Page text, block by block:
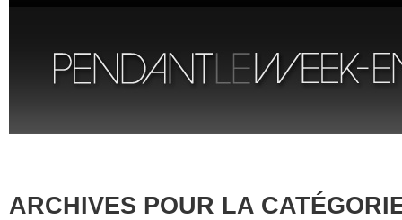
ARCHIVES POUR LA